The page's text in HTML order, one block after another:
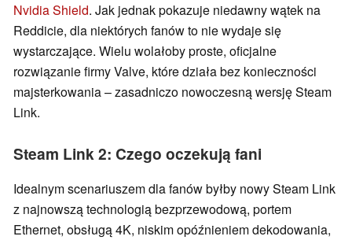
Nvidia Shield. Jak jednak pokazuje niedawny wątek na
Reddicie, dla niektórych fanów to nie wydaje się
wystarczające. Wielu wolałoby proste, oficjalne
rozwiązanie firmy Valve, które działa bez konieczności
majsterkowania – zasadniczo nowoczesną wersję Steam
Link.
Steam Link 2: Czego oczekują fani
Idealnym scenariuszem dla fanów byłby nowy Steam Link
z najnowszą technologią bezprzewodową, portem
Ethernet, obsługą 4K, niskim opóźnieniem dekodowania,